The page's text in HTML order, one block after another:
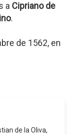
a Cipriano de
.
de 1562, en
de la Oliva,